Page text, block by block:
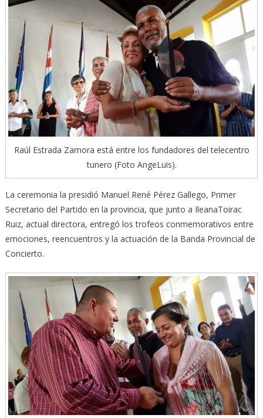
Raúl Estrada Zamora está entre los fundadores del telecentro
tunero (Foto AngeLuis).
La ceremonia la presidió Manuel René Pérez Gallego, Primer
Secretario del Partido en la provincia, que junto a IleanaToirac
Ruiz, actual directora, entregó los trofeos conmemorativos entre
emociones, reencuentros y la actuación de la Banda Provincial de
Concierto.